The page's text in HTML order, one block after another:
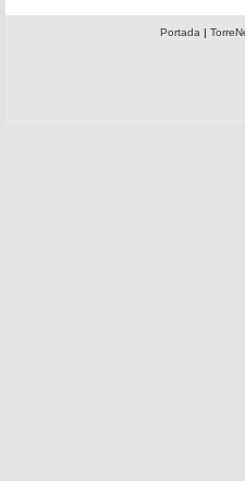
Portada |